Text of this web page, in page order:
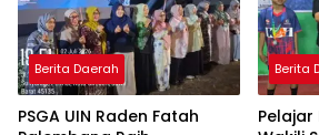
Berita Daerah
PSGA UIN Raden Fatah
Berita
Pelajar